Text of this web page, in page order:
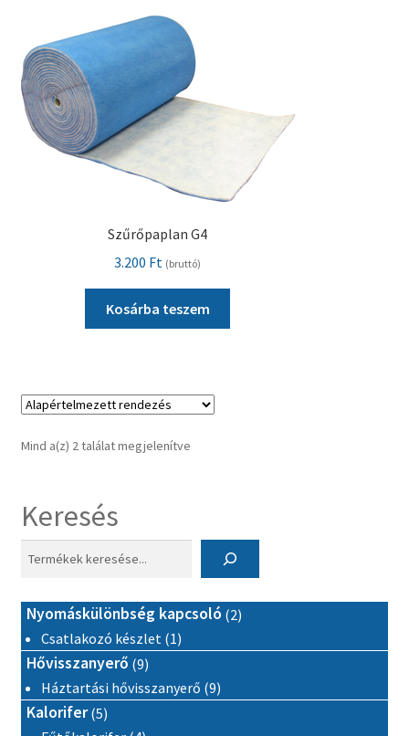
Szűrőpaplan G4
3.200 Ft (bruttó)
Kosárba teszem
Mind a(z) 2 találat megjelenítve
Keresés
Nyomáskülönbség kapcsoló 22 termék
Csatlakozó készlet 11 termék
Hővisszanyerő 99 termék
Háztartási hővisszanyerő 99 termék
Kalorifer 55 termék